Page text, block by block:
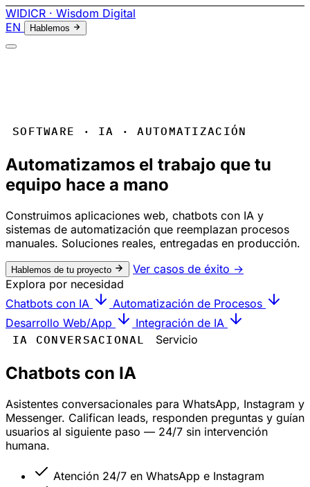
WIDICR · Wisdom Digital
EN
Hablemos
SOFTWARE · IA · AUTOMATIZACIÓN
Automatizamos el trabajo que tu
equipo hace a mano
Construimos aplicaciones web, chatbots con IA y
sistemas de automatización que reemplazan procesos
manuales. Soluciones reales, entregadas en producción.
Hablemos de tu proyecto Ver casos de éxito →
Explora por necesidad
Chatbots con IA
Automatización de Procesos
Desarrollo Web/App
Integración de IA
IA CONVERSACIONAL
Servicio
Chatbots con IA
Asistentes conversacionales para WhatsApp, Instagram y
Messenger. Califican leads, responden preguntas y guían
usuarios al siguiente paso — 24/7 sin intervención
humana.
Atención 24/7 en WhatsApp e Instagram